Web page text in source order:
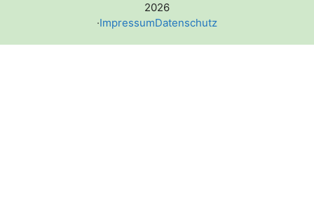
2026
·ImpressumDatenschutz